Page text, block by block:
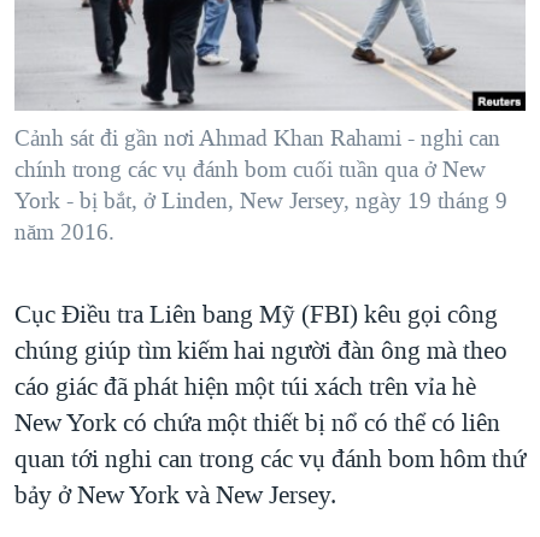
NGƯỜI VIỆT HẢI NGOẠI
ĐỜI SỐNG
KINH TẾ
KHOA HỌC
SỨC KHOẺ
VĂN HOÁ
GIÁO DỤC
HÀNH TRÌNH BẦU CỬ 2024
MỘT NĂM CHIẾN TRANH TẠI DẢI GAZA
GIẢI MÃ VÀNH ĐAI & CON ĐƯỜNG
NGÀY TỊ NẠN THẾ GIỚI
TRỊNH VĨNH BÌNH - NGƯỜI HẠ 'BÊN THẮNG CUỘC'
CHI PHÍ CHIẾN TRANH AFGHANISTAN
CÁC GIÁ TRỊ CỘNG HÒA Ở VIỆT NAM
THƯỢNG ĐỈNH TRUMP-KIM TẠI VIỆT NAM
TRỊNH VĨNH BÌNH VS. CHÍNH PHỦ VIỆT NAM
NGƯ DÂN VIỆT VÀ LÀN SÓNG TRỘM HẢI SÂM
MẠNG XÃ HỘI
Ngôn ngữ khác
Cảnh sát đi gần nơi Ahmad Khan Rahami - nghi can
chính trong các vụ đánh bom cuối tuần qua ở New
York - bị bắt, ở Linden, New Jersey, ngày 19 tháng 9
năm 2016.
Cục Điều tra Liên bang Mỹ (FBI) kêu gọi công
chúng giúp tìm kiếm hai người đàn ông mà theo
cáo giác đã phát hiện một túi xách trên vỉa hè
New York có chứa một thiết bị nổ có thể có liên
quan tới nghi can trong các vụ đánh bom hôm thứ
bảy ở New York và New Jersey.